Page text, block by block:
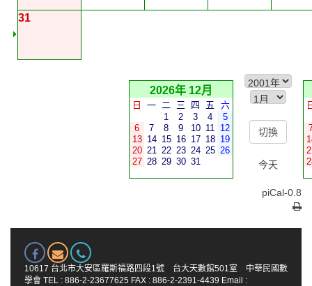
31
2026年 12月
日 一 二 三 四 五
六
1
2 3 4
5
6
7 8 9 10 11 12
13 14 15 16 17 18 19
20 21 22 23 24 25 26
27 28 29 30 31 今天
piCal-0.8
10617 台北市大安區羅斯福路四段1號 台大天數館501室 中華民國數
學會 TEL : 886-2-23677625 FAX : 886-2-2391-4439 Email :